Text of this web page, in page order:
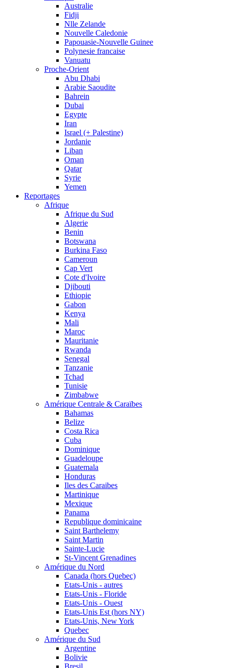
Australie
Fidji
Nlle Zelande
Nouvelle Caledonie
Papouasie-Nouvelle Guinee
Polynesie francaise
Vanuatu
Proche-Orient
Abu Dhabi
Arabie Saoudite
Bahrein
Dubai
Egypte
Iran
Israel (+ Palestine)
Jordanie
Liban
Oman
Qatar
Syrie
Yemen
Reportages
Afrique
Afrique du Sud
Algerie
Benin
Botswana
Burkina Faso
Cameroun
Cap Vert
Cote d'Ivoire
Djibouti
Ethiopie
Gabon
Kenya
Mali
Maroc
Mauritanie
Rwanda
Senegal
Tanzanie
Tchad
Tunisie
Zimbabwe
Amérique Centrale & Caraïbes
Bahamas
Belize
Costa Rica
Cuba
Dominique
Guadeloupe
Guatemala
Honduras
Iles des Caraibes
Martinique
Mexique
Panama
Republique dominicaine
Saint Barthelemy
Saint Martin
Sainte-Lucie
St-Vincent Grenadines
Amérique du Nord
Canada (hors Quebec)
Etats-Unis - autres
Etats-Unis - Floride
Etats-Unis - Ouest
Etats-Unis Est (hors NY)
Etats-Unis, New York
Quebec
Amérique du Sud
Argentine
Bolivie
Bresil